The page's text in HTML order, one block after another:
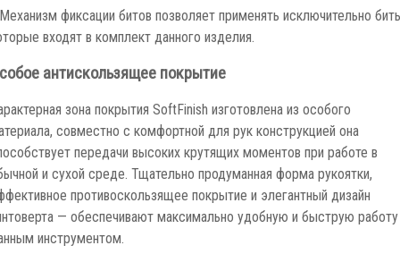
фиксации битов позволяет применять исключительно
входят в комплект данного изделия.
антискользящее покрытие
зона покрытия SoftFinish изготовлена из особого
совместно с комфортной для рук конструкцией она
передачи высоких крутящих моментов при работе в
и сухой среде. Тщательно продуманная форма рукоятки,
противоскользящее покрытие и элегантный дизайн
— обеспечивают максимально удобную и быструю
инструментом.